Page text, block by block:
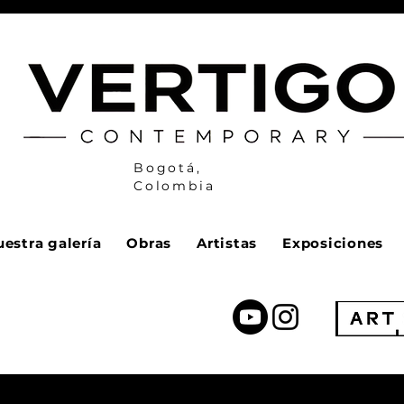
Bogotá,
Colombia
galería Obras Artistas Exposiciones